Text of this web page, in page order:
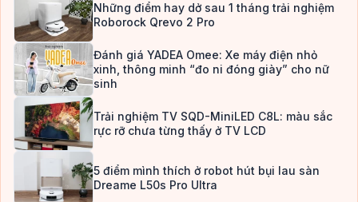
Những điểm hay dở sau 1 tháng trải nghiệm
Roborock Qrevo 2 Pro
Đánh giá YADEA Omee: Xe máy điện nhỏ
xinh, thông minh “đo ni đóng giày” cho nữ
sinh
Trải nghiệm TV SQD-MiniLED C8L: màu sắc
rực rỡ chưa từng thấy ở TV LCD
5 điểm mình thích ở robot hút bụi lau sàn
Dreame L50s Pro Ultra